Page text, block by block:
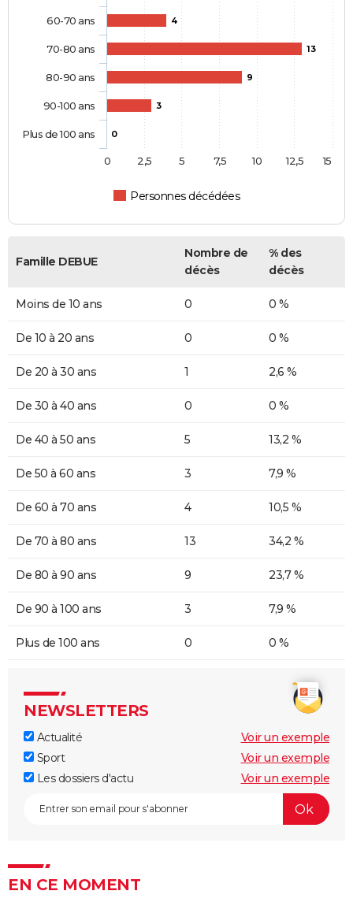
4
13
9
3
0
Personnes décédées
60-70 ans
70-80 ans
80-90 ans
90-100 ans
Plus de 100 ans
0 2,5 5 7,5 10 12,5 15
Famille DEBUE
Nombre de
décès
% des
décès
Moins de 10 ans 0 0 %
De 10 à 20 ans 0 0 %
De 20 à 30 ans 1 2,6 %
De 30 à 40 ans 0 0 %
De 40 à 50 ans 5 13,2 %
De 50 à 60 ans 3 7,9 %
De 60 à 70 ans 4 10,5 %
De 70 à 80 ans 13 34,2 %
De 80 à 90 ans 9 23,7 %
De 90 à 100 ans 3 7,9 %
Plus de 100 ans 0 0 %
NEWSLETTERS
Actualité
Voir un exemple
Sport
Voir un exemple
Les dossiers d'actu
Voir un exemple
EN CE MOMENT